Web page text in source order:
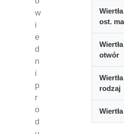
w
i
e
d
n
i
p
r
o
d
Wiertła
ost.
Wiertła
otwór
Wiertła
rodzaj